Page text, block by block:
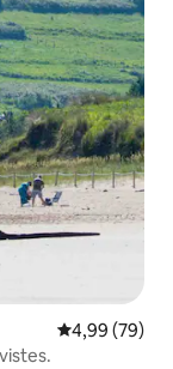
4,99 de
4,99 (79)